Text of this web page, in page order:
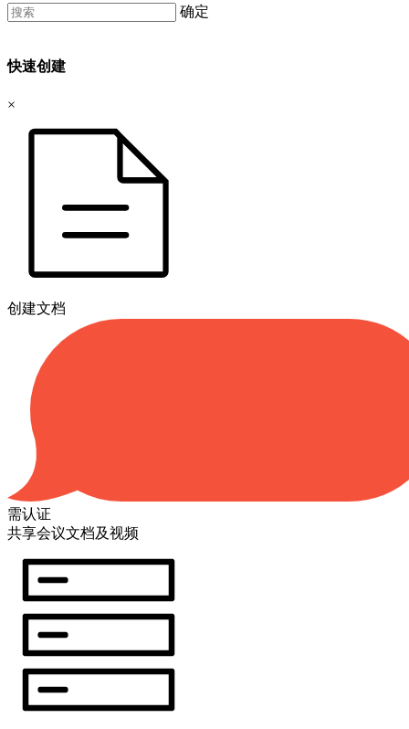
确定
快速创建
×
创建文档
需认证
共享会议文档及视频